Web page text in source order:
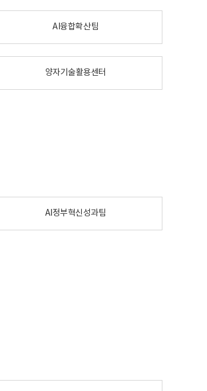
AI융합확산팀
양자기술활용센터
AI정부혁신성과팀